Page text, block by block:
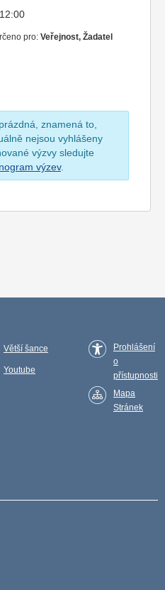
pro: Veřejnost, Žadatel
znamená to,
nejsou vyhlášeny
výzvy sledujte
výzev.
Větší šance
Youtube
Prohlášení
o
přístupnosti
Mapa
Stránek